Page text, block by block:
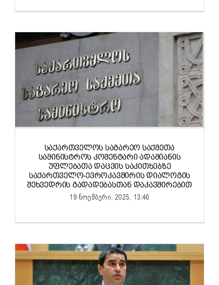
ᲡᲐᲥᲐᲠᲗᲕᲔᲚᲝᲡ ᲡᲐᲒᲐᲠᲔᲝ ᲡᲐᲥᲛᲔᲗᲐ
ᲡᲐᲛᲘᲜᲘᲡᲢᲠᲝᲡ ᲙᲝᲛᲔᲜᲢᲐᲠᲘ ᲐᲓᲐᲛᲘᲐᲜᲘᲡ
ᲣᲤᲚᲔᲑᲐᲗᲐ ᲓᲐᲪᲕᲘᲡ ᲡᲐᲙᲘᲗᲮᲔᲑᲖᲔ
ᲡᲐᲥᲐᲠᲗᲕᲔᲚᲝ-ᲔᲕᲠᲝᲙᲐᲕᲨᲘᲠᲘᲡ ᲓᲘᲐᲚᲝᲒᲘᲡ
ᲨᲔᲮᲕᲔᲓᲠᲘᲡ ᲒᲐᲓᲐᲓᲔᲑᲐᲡᲗᲐᲜ ᲓᲐᲙᲐᲕᲨᲘᲠᲔᲑᲘᲗ
19 ნოემბერი, 2025, 13:46